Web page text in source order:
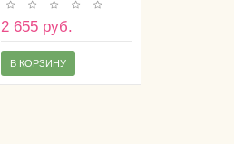
карамельным луком",
350 гр
2 655 руб.
В КОРЗИНУ